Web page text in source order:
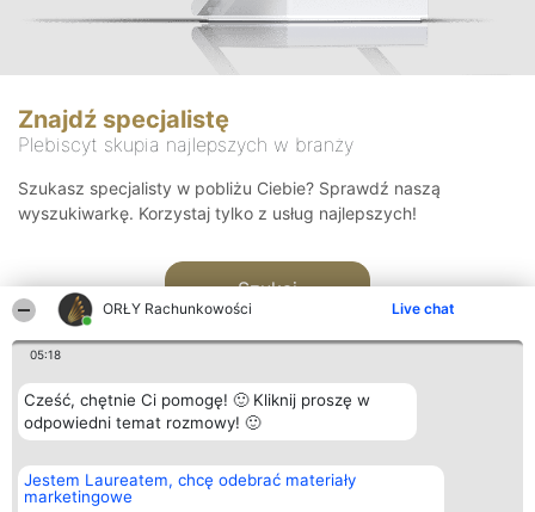
ORŁY Rachunkowości Live chat
05:18
Cześć, chętnie Ci pomogę! 🙂 Kliknij proszę w
odpowiedni temat rozmowy! 🙂
Jestem Laureatem, chcę odebrać materiały
marketingowe
Znajdź specjalistę
Plebiscyt skupia najlepszych w branży
Szukasz specjalisty w pobliżu Ciebie? Sprawdź naszą
wyszukiwarkę. Korzystaj tylko z usług najlepszych!
Szukaj
Organizator plebiscytu
Bright Side Solutions sp. z o.
o. sp. k.
Plebiscyt
Laureaci
Kontakt
Kontakt